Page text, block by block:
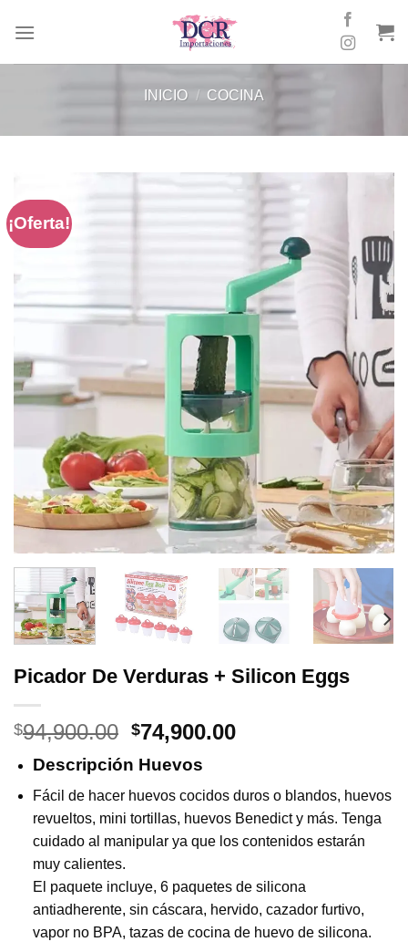
INICIO / COCINA
¡Oferta!
Picador De Verduras + Silicon Eggs
$94,900.00 Original
price
was:
$94,900.00.
$74,900.00Current
$74,900.00.
Descripción Huevos
Fácil de hacer huevos cocidos duros o blandos, huevos
revueltos, mini tortillas, huevos Benedict y más. Tenga
cuidado al manipular ya que los contenidos estarán
muy calientes.
El paquete incluye, 6 paquetes de silicona
antiadherente, sin cáscara, hervido, cazador furtivo,
vapor no BPA, tazas de cocina de huevo de silicona.